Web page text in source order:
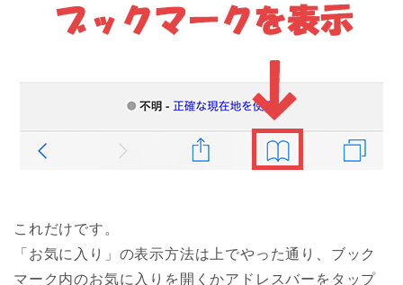
これだけです。
「お気に入り」の表示方法は上でやった通り、ブック
マーク内のお気に入りを開くかアドレスバーをタップ